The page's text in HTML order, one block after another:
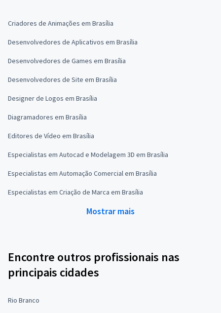
Criadores de Animações em Brasília
Desenvolvedores de Aplicativos em Brasília
Desenvolvedores de Games em Brasília
Desenvolvedores de Site em Brasília
Designer de Logos em Brasília
Diagramadores em Brasília
Editores de Vídeo em Brasília
Especialistas em Autocad e Modelagem 3D em Brasília
Especialistas em Automação Comercial em Brasília
Especialistas em Criação de Marca em Brasília
Mostrar mais
Encontre outros profissionais nas
principais cidades
Rio Branco